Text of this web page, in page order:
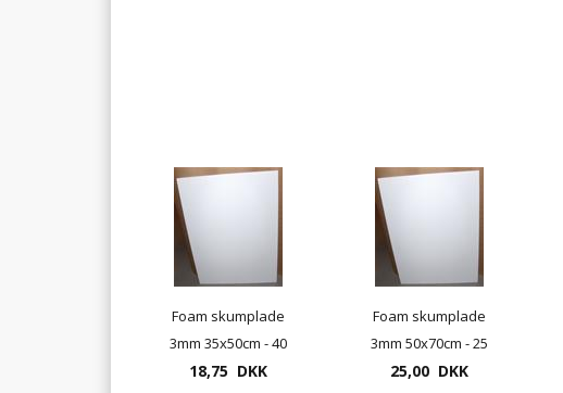
Foam skumplade
3mm 35x50cm - 40
plader pr. pakke
18,75 DKK
Foam skumplade
3mm 50x70cm - 25
plader pr. pakke
25,00 DKK